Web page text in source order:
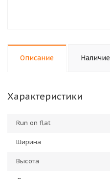
Описание Наличие
Характеристики
Run on flat
Ширина
Высота